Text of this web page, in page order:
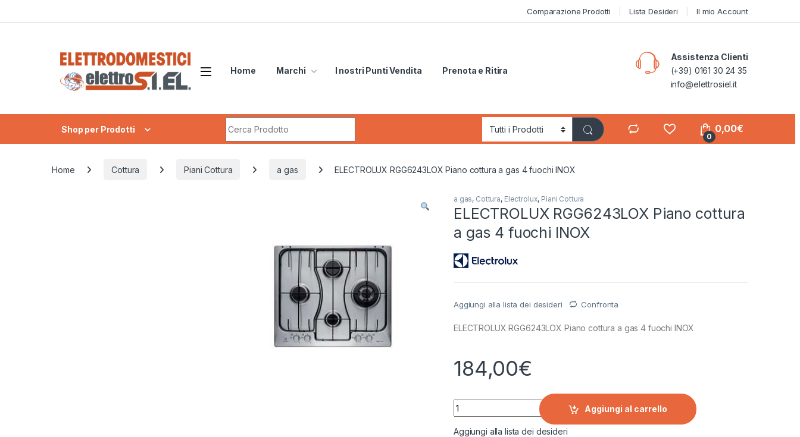
Comparazione Prodotti Lista Desideri Il mio Account
Home Marchi I nostri Punti Vendita Prenota e Ritira
Assistenza Clienti
(+39) 0161 30 24 35
info@elettrosiel.it
Shop per Prodotti
0
0,00€
Home Cottura Piani Cottura a gas ELECTROLUX RGG6243LOX Piano cottura a gas 4 fuochi INOX
a gas, Cottura, Electrolux, Piani Cottura
ELECTROLUX RGG6243LOX Piano cottura
a gas 4 fuochi INOX
Aggiungi alla lista dei desideri Confronta
ELECTROLUX RGG6243LOX Piano cottura a gas 4 fuochi INOX
184,00€
ELECTROLUX RGG6243LOX Piano cottura a gas 4 fuochi INOX quantity
Aggiungi al carrello
Aggiungi alla lista dei desideri